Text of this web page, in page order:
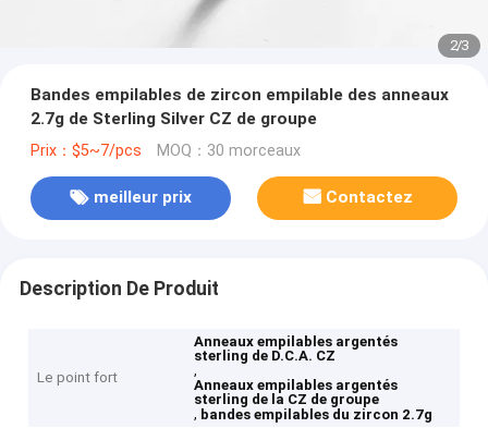
2/3
Bandes empilables de zircon empilable des anneaux
2.7g de Sterling Silver CZ de groupe
Prix：$5~7/pcs MOQ：30 morceaux
meilleur prix Contactez
Description De Produit
Le point fort
Anneaux empilables argentés
sterling de D.C.A. CZ
,
Anneaux empilables argentés
sterling de la CZ de groupe
, bandes empilables du zircon 2.7g